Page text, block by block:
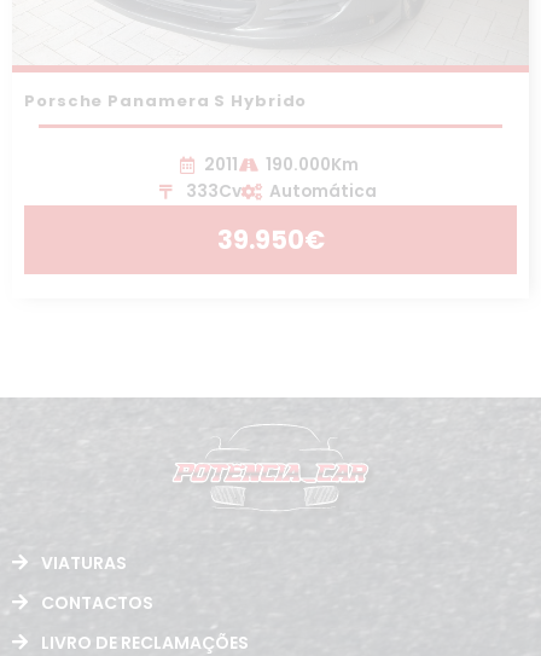
Porsche Panamera S Hybrido
2011
190.000Km
333Cv
Automática
39.950€
VIATURAS
CONTACTOS
LIVRO DE RECLAMAÇÕES